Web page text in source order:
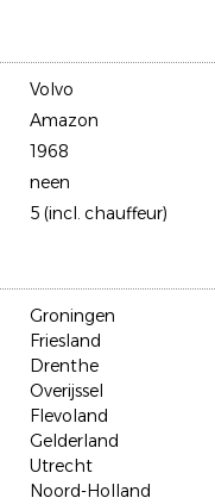
Volvo
Amazon
1968
neen
5 (incl. chauffeur)
Groningen
Friesland
Drenthe
Overijssel
Flevoland
Gelderland
Utrecht
Noord-Holland